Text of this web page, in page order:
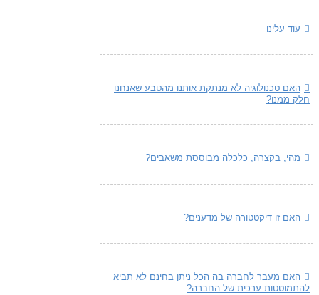
עוד עלינו
האם טכנולוגיה לא מנתקת אותנו מהטבע שאנחנו
חלק ממנו?
מהי, בקצרה, כלכלה מבוססת משאבים?
האם זו דיקטטורה של מדענים?
האם מעבר לחברה בה הכל ניתן בחינם לא תביא
להתמוטטות ערכית של החברה?